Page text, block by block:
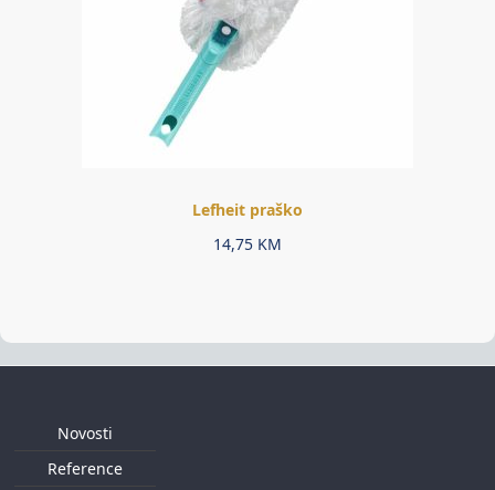
Lefheit praško
14,75 KM
Novosti
Reference